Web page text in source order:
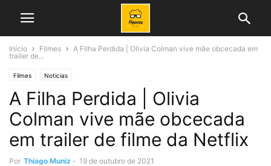
Início Filmes
A Filha Perdida | Olivia Colman vive mãe obcecada em
trailer de...
Filmes Noticias
A Filha Perdida | Olivia
Colman vive mãe obcecada
em trailer de filme da Netflix
Por Thiago Muniz - 19 de outubro de 2021